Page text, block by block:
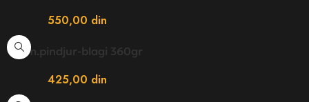
550,00 din
Dom.pindjur-blagi 360gr
425,00 din